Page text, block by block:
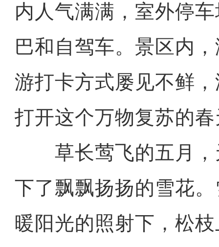
内人气满满，室外停
巴和自驾车。景区内
游打卡方式屡见不鲜
打开这个万物复苏的
草长莺飞的五月，
下了飘飘扬扬的雪花
暖阳光的照射下，松